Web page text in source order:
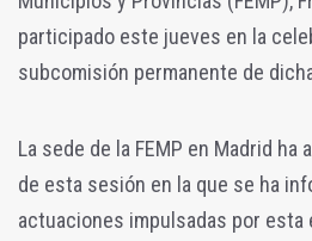
participado este jueves en la
subcomisión permanente de
La sede de la FEMP en Madrid ha
de esta sesión en la que se ha
actuaciones impulsadas por esta